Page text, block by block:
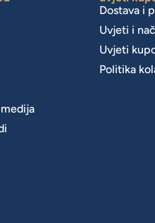
Dostava i
Uvjeti i
Uvjeti
Politika